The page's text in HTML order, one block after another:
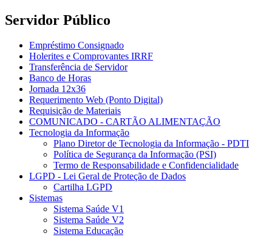
Servidor Público
Empréstimo Consignado
Holerites e Comprovantes IRRF
Transferência de Servidor
Banco de Horas
Jornada 12x36
Requerimento Web (Ponto Digital)
Requisição de Materiais
COMUNICADO - CARTÃO ALIMENTAÇÃO
Tecnologia da Informação
Plano Diretor de Tecnologia da Informação - PDTI
Política de Segurança da Informação (PSI)
Termo de Responsabilidade e Confidencialidade
LGPD - Lei Geral de Proteção de Dados
Cartilha LGPD
Sistemas
Sistema Saúde V1
Sistema Saúde V2
Sistema Educação